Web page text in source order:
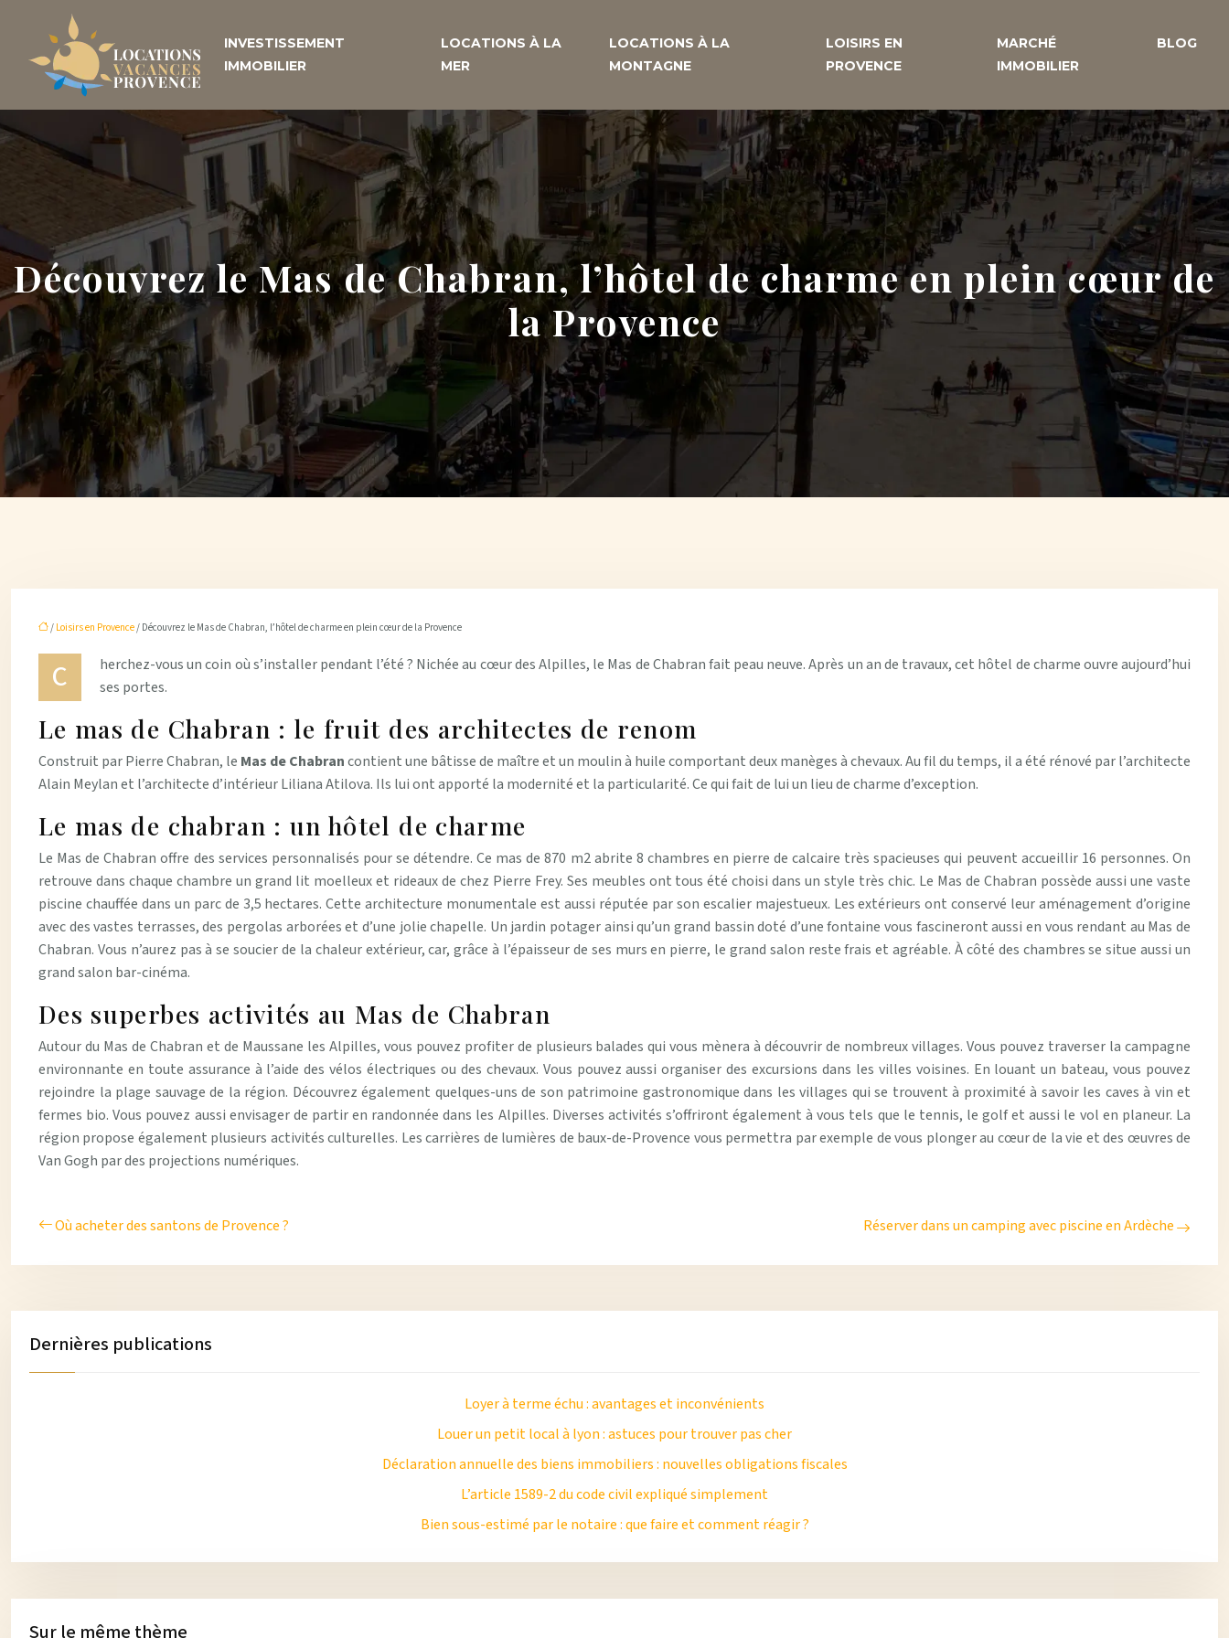
INVESTISSEMENT
IMMOBILIER
LOCATIONS À LA
MER
LOCATIONS À LA
MONTAGNE
LOISIRS EN
PROVENCE
MARCHÉ
IMMOBILIER
BLOG
Découvrez le Mas de Chabran, l’hôtel de charme en plein cœur de
la Provence
/ Loisirs en Provence/ Découvrez le Mas de Chabran, l’hôtel de charme en plein cœur de la Provence
C
herchez-vous un coin où s’installer pendant l’été ? Nichée au cœur des Alpilles, le Mas de Chabran fait peau neuve. Après un an de travaux, cet hôtel de charme ouvre aujourd’hui
ses portes.
Le mas de Chabran : le fruit des architectes de renom
Construit par Pierre Chabran, le Mas de Chabrancontient une bâtisse de maître et un moulin à huile comportant deux manèges à chevaux. Au fil du temps, il a été rénové par l’architecte
Alain Meylan et l’architecte d’intérieur Liliana Atilova. Ils lui ont apporté la modernité et la particularité. Ce qui fait de lui un lieu de charme d’exception.
Le mas de chabran : un hôtel de charme
Le Mas de Chabran offre des services personnalisés pour se détendre. Ce mas de 870 m2 abrite 8 chambres en pierre de calcaire très spacieuses qui peuvent accueillir 16 personnes. On
retrouve dans chaque chambre un grand lit moelleux et rideaux de chez Pierre Frey. Ses meubles ont tous été choisi dans un style très chic. Le Mas de Chabran possède aussi une vaste
piscine chauffée dans un parc de 3,5 hectares. Cette architecture monumentale est aussi réputée par son escalier majestueux. Les extérieurs ont conservé leur aménagement d’origine
avec des vastes terrasses, des pergolas arborées et d’une jolie chapelle. Un jardin potager ainsi qu’un grand bassin doté d’une fontaine vous fascineront aussi en vous rendant au Mas de
Chabran. Vous n’aurez pas à se soucier de la chaleur extérieur, car, grâce à l’épaisseur de ses murs en pierre, le grand salon reste frais et agréable. À côté des chambres se situe aussi un
grand salon bar-cinéma.
Des superbes activités au Mas de Chabran
Autour du Mas de Chabran et de Maussane les Alpilles, vous pouvez profiter de plusieurs balades qui vous mènera à découvrir de nombreux villages. Vous pouvez traverser la campagne
environnante en toute assurance à l’aide des vélos électriques ou des chevaux. Vous pouvez aussi organiser des excursions dans les villes voisines. En louant un bateau, vous pouvez
rejoindre la plage sauvage de la région. Découvrez également quelques-uns de son patrimoine gastronomique dans les villages qui se trouvent à proximité à savoir les caves à vin et
fermes bio. Vous pouvez aussi envisager de partir en randonnée dans les Alpilles. Diverses activités s’offriront également à vous tels que le tennis, le golf et aussi le vol en planeur. La
région propose également plusieurs activités culturelles. Les carrières de lumières de baux-de-Provence vous permettra par exemple de vous plonger au cœur de la vie et des œuvres de
Van Gogh par des projections numériques.
Où acheter des santons de Provence ? Réserver dans un camping avec piscine en Ardèche
Dernières publications
Loyer à terme échu : avantages et inconvénients
Louer un petit local à lyon : astuces pour trouver pas cher
Déclaration annuelle des biens immobiliers : nouvelles obligations fiscales
L’article 1589-2 du code civil expliqué simplement
Bien sous-estimé par le notaire : que faire et comment réagir ?
Sur le même thème